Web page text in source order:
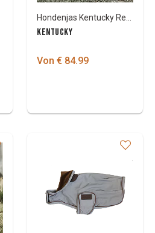
KENTUCKY
Von € 84.99